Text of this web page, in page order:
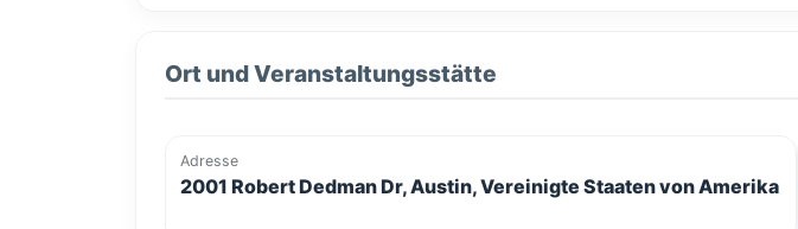
Ort und Veranstaltungsstätte
Adresse
2001 Robert Dedman Dr, Austin, Vereinigte Staaten von Amerika